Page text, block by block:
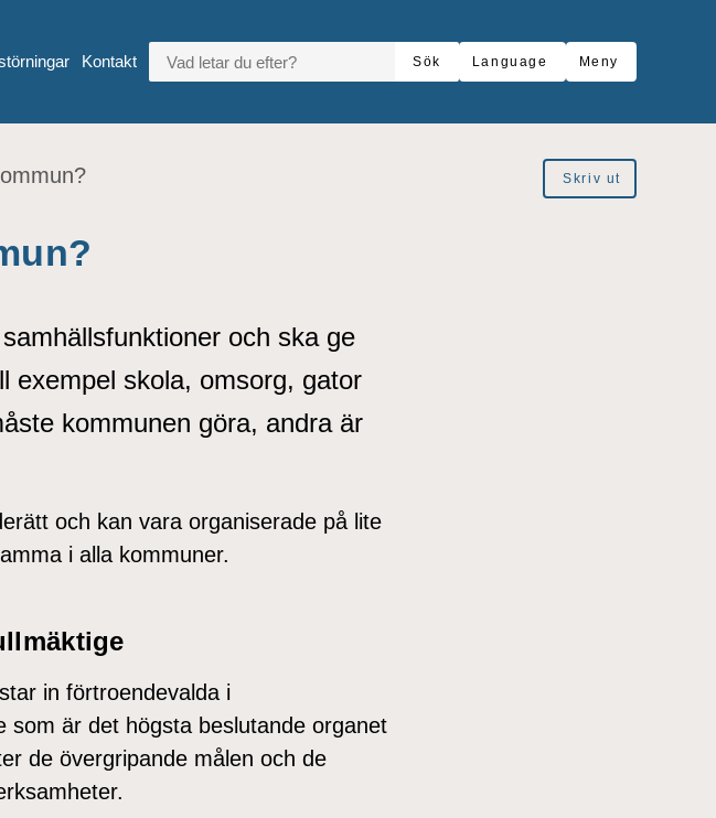
Kontakt
VAD LETAR DU EFTER?
Sök
Language Meny
Skriv ut
och ska ge
exempel skola, omsorg, gator
kommunen göra, andra är
och kan vara organiserade på lite
i alla kommuner.
in förtroendevalda i
som är det högsta beslutande organet
de övergripande målen och de